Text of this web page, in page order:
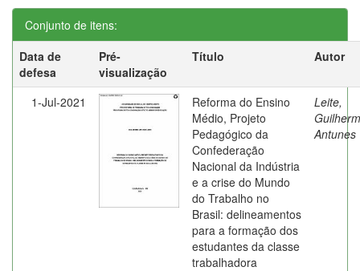
Conjunto de itens:
Data de
defesa
Pré-
visualização
Título Autor
1-Jul-2021
Reforma do Ensino
Médio, Projeto
Pedagógico da
Confederação
Nacional da Indústria
e a crise do Mundo
do Trabalho no
Brasil: delineamentos
para a formação dos
estudantes da classe
trabalhadora
Leite,
Antunes